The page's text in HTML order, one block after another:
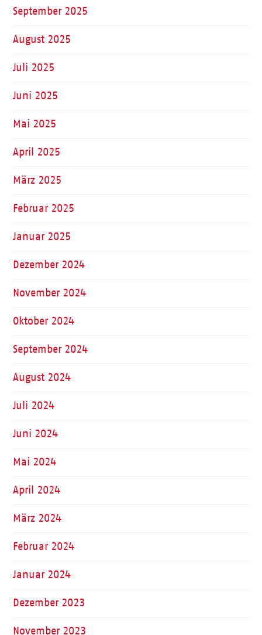
September 2025
August 2025
Juli 2025
Juni 2025
Mai 2025
April 2025
März 2025
Februar 2025
Januar 2025
Dezember 2024
November 2024
Oktober 2024
September 2024
August 2024
Juli 2024
Juni 2024
Mai 2024
April 2024
März 2024
Februar 2024
Januar 2024
Dezember 2023
November 2023